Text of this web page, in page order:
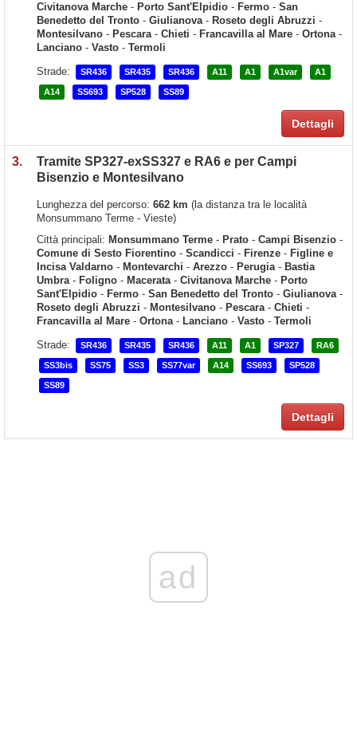
Civitanova Marche - Porto Sant'Elpidio - Fermo - San
Benedetto del Tronto - Giulianova- Roseto degli Abruzzi -
Montesilvano - Pescara- Chieti - Francavilla al Mare - Ortona-
Lanciano - Vasto - Termoli
Strade:
SR436 SR435 SR436 A11 A1 A1var A1
A14 SS693 SP528 SS89
Dettagli
3.
Tramite SP327-exSS327 e RA6 e per Campi
Bisenzio e Montesilvano
Lunghezza del percorso: 662 km (la distanza tra le località
Monsummano Terme - Vieste)
Città principali: Monsummano Terme - Prato - Campi Bisenzio -
Comune di Sesto Fiorentino - Scandicci - Firenze - Figline e
Incisa Valdarno - Montevarchi - Arezzo - Perugia- Bastia
Umbra- Foligno - Macerata- Civitanova Marche - Porto
Sant'Elpidio - Fermo - San Benedetto del Tronto - Giulianova-
Roseto degli Abruzzi - Montesilvano - Pescara- Chieti -
Francavilla al Mare - Ortona- Lanciano - Vasto - Termoli
Strade:
SR436 SR435 SR436 A11 A1 SP327 RA6
SS3bis SS75 SS3 SS77var A14 SS693 SP528
SS89
Dettagli
ad